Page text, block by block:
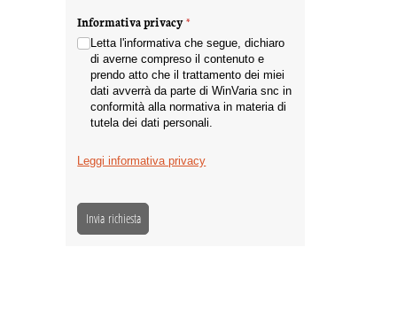
Informativa privacy*
(richiesto)
Letta l'informativa che segue, dichiaro
di averne compreso il contenuto e
prendo atto che il trattamento dei miei
dati avverrà da parte di WinVaria snc in
conformità alla normativa in materia di
tutela dei dati personali.
Leggi informativa privacy
Invia richiesta